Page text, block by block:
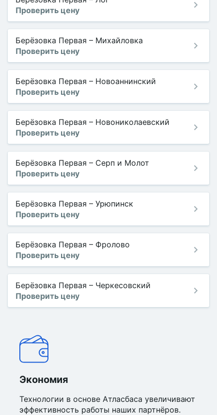
Проверить цену
Берёзовка Первая – Михайловка
Проверить цену
Берёзовка Первая – Новоаннинский
Проверить цену
Берёзовка Первая – Новониколаевский
Проверить цену
Берёзовка Первая – Серп и Молот
Проверить цену
Берёзовка Первая – Урюпинск
Проверить цену
Берёзовка Первая – Фролово
Проверить цену
Берёзовка Первая – Черкесовский
Проверить цену
Экономия
Технологии в основе Атласбаса увеличивают
эффективность работы наших партнёров.